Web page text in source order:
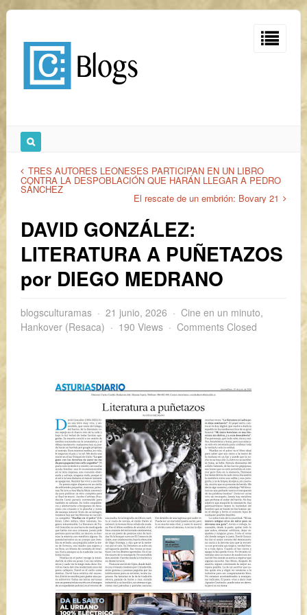
TRES AUTORES LEONESES PARTICIPAN EN UN LIBRO
CONTRA LA DESPOBLACIÓN QUE HARÁN LLEGAR A PEDRO
SÁNCHEZ
El rescate de un embrión: Bovary 21
DAVID GONZÁLEZ:
LITERATURA A PUÑETAZOS
por DIEGO MEDRANO
blogsculturamas 21 junio, 2026 Cine en un minuto,
Hankover (Resaca)
190 Views Comments Closed